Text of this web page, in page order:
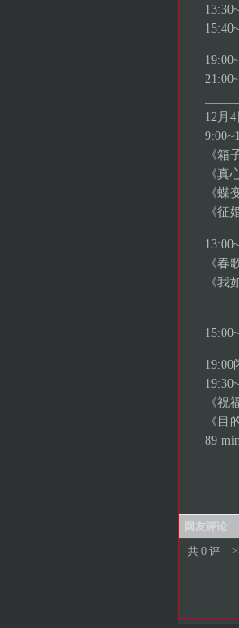
12月4
《箱
《真
《蝶
《征
《春
《我
19:00
《祝
《目
89
网友评论
共 0 评